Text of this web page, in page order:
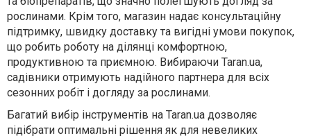
рослинами. Крім того, магазин надає консультаційну
підтримку, швидку доставку та вигідні умови покупок,
що робить роботу на ділянці комфортною,
продуктивною та приємною. Вибираючи Taran.ua,
садівники отримують надійного партнера для всіх
сезонних робіт і догляду за рослинами.
Багатий вибір інструментів на Taran.ua дозволяє
підібрати оптимальні рішення як для невеликих